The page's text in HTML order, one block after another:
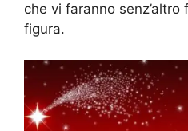
che vi faranno
figura.